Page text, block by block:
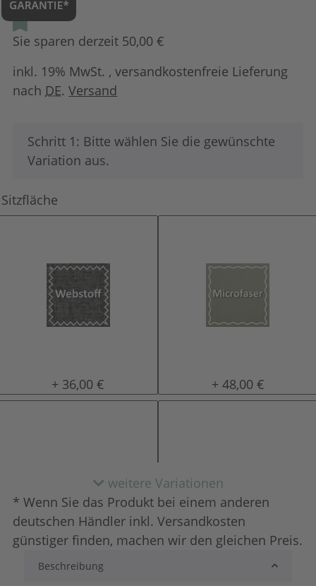
Sie sparen derzeit 50,00 €
inkl. 19% MwSt. , versandkostenfreie Lieferung
nach DE.Versand
x
Schritt 1: Bitte wählen Sie die gewünschte
Variation aus.
Sitzfläche
Stoff
+ 36,00 € Microfaser
+ 48,00 €
Kunstleder
+ 22,00 €
weitere Variationen
* Wenn Sie das Produkt bei einem anderen
deutschen Händler inkl. Versandkosten
günstiger finden, machen wir den gleichen Preis.
Beschreibung